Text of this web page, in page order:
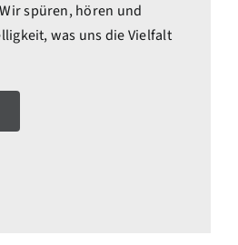
spüren, hören und
was uns die Vielfalt